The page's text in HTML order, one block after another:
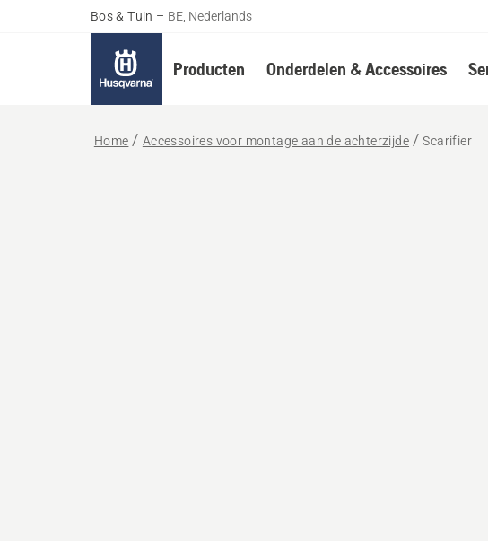
Bos & Tuin – BE, Nederlands
Producten Onderdelen & Accessoires
Home Accessoires voor montage aan de achterzijde Scarifier